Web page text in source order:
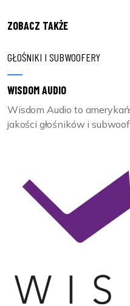
ZOBACZ TAKŻE
GŁOŚNIKI I SUBWOOFERY
WISDOM AUDIO
Wisdom Audio to
jakości głośników i